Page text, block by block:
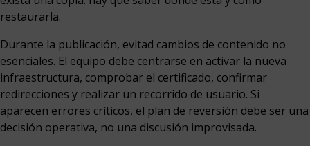
restaurarla.
Durante la publicación, evitad cambios de contenido no
esenciales. El equipo debe centrarse en activar la nueva
infraestructura, comprobar el certificado, confirmar
redirecciones y realizar un recorrido de usuario. Si
aparecen errores críticos, el plan de reversión debe ser una
decisión operativa, no una discusión improvisada.